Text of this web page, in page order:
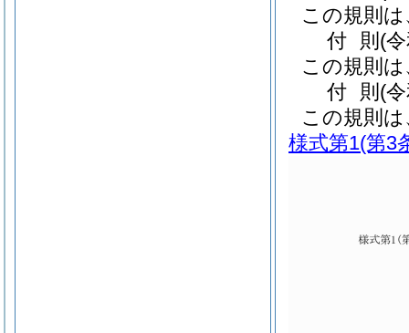
この規則
付 則 (
この規則
付 則 (
この規則
様式第1(第3